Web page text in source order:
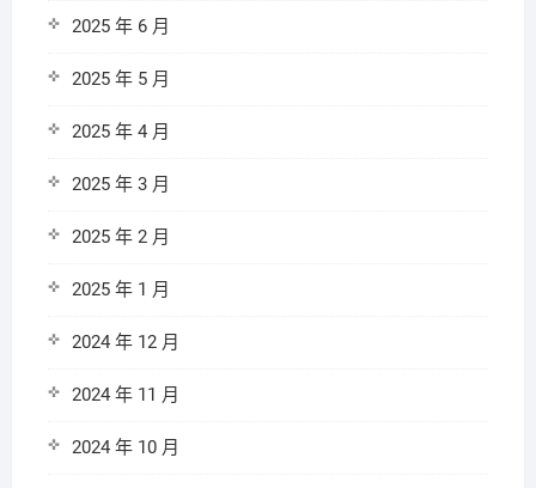
2025 年 6 月
2025 年 5 月
2025 年 4 月
2025 年 3 月
2025 年 2 月
2025 年 1 月
2024 年 12 月
2024 年 11 月
2024 年 10 月